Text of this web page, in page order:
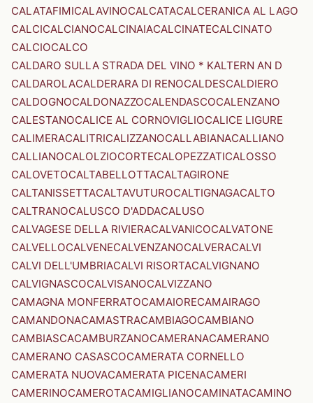
CALATAFIMICALAVINOCALCATACALCERANICA AL LAGO
CALCICALCIANOCALCINAIACALCINATECALCINATO
CALCIOCALCO
CALDARO SULLA STRADA DEL VINO * KALTERN AN D
CALDAROLACALDERARA DI RENOCALDESCALDIERO
CALDOGNOCALDONAZZOCALENDASCOCALENZANO
CALESTANOCALICE AL CORNOVIGLIOCALICE LIGURE
CALIMERACALITRICALIZZANOCALLABIANACALLIANO
CALLIANOCALOLZIOCORTECALOPEZZATICALOSSO
CALOVETOCALTABELLOTTACALTAGIRONE
CALTANISSETTACALTAVUTUROCALTIGNAGACALTO
CALTRANOCALUSCO D'ADDACALUSO
CALVAGESE DELLA RIVIERACALVANICOCALVATONE
CALVELLOCALVENECALVENZANOCALVERACALVI
CALVI DELL'UMBRIACALVI RISORTACALVIGNANO
CALVIGNASCOCALVISANOCALVIZZANO
CAMAGNA MONFERRATOCAMAIORECAMAIRAGO
CAMANDONACAMASTRACAMBIAGOCAMBIANO
CAMBIASCACAMBURZANOCAMERANACAMERANO
CAMERANO CASASCOCAMERATA CORNELLO
CAMERATA NUOVACAMERATA PICENACAMERI
CAMERINOCAMEROTACAMIGLIANOCAMINATACAMINO